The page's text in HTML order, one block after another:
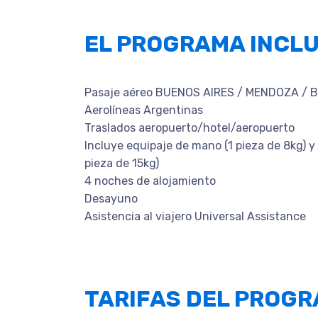
EL PROGRAMA
Pasaje aéreo BUENOS AIRES / MENDOZA /
Aerolíneas Argentinas
Traslados aeropuerto/hotel/aeropuerto
Incluye equipaje de mano (1 pieza de 8kg)
pieza de 15kg)
4 noches de alojamiento
Desayuno
Asistencia al viajero Universal Assistance
TARIFAS DEL